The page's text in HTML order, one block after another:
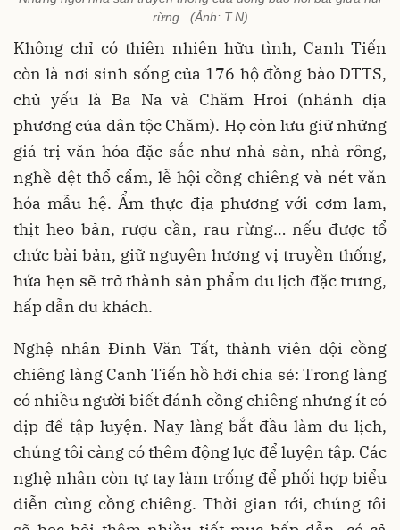
rừng . (Ảnh: T.N)
Không chỉ có thiên nhiên hữu tình, Canh Tiến
còn là nơi sinh sống của 176 hộ đồng bào DTTS,
chủ yếu là Ba Na và Chăm Hroi (nhánh địa
phương của dân tộc Chăm). Họ còn lưu giữ những
giá trị văn hóa đặc sắc như nhà sàn, nhà rông,
nghề dệt thổ cẩm, lễ hội cồng chiêng và nét văn
hóa mẫu hệ. Ẩm thực địa phương với cơm lam,
thịt heo bản, rượu cần, rau rừng… nếu được tổ
chức bài bản, giữ nguyên hương vị truyền thống,
hứa hẹn sẽ trở thành sản phẩm du lịch đặc trưng,
hấp dẫn du khách.
Nghệ nhân Đinh Văn Tất, thành viên đội cồng
chiêng làng Canh Tiến hồ hởi chia sẻ: Trong làng
có nhiều người biết đánh cồng chiêng nhưng ít có
dịp để tập luyện. Nay làng bắt đầu làm du lịch,
chúng tôi càng có thêm động lực để luyện tập. Các
nghệ nhân còn tự tay làm trống để phối hợp biểu
diễn cùng cồng chiêng. Thời gian tới, chúng tôi